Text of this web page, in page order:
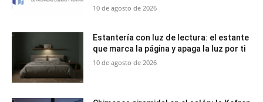
10 de agosto de 2026
Estantería con luz de lectura: el estante
que marca la página y apaga la luz por ti
10 de agosto de 2026